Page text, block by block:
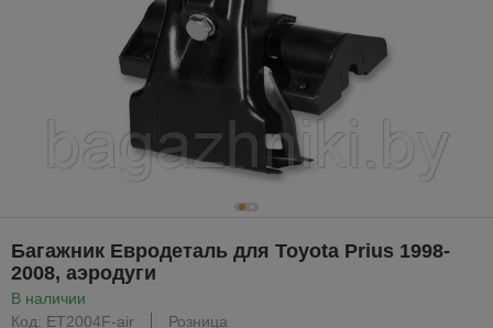
Багажник Евродеталь для Toyota Prius 1998-
2008, аэродуги
В наличии
Код: ET2004F-air
Розница